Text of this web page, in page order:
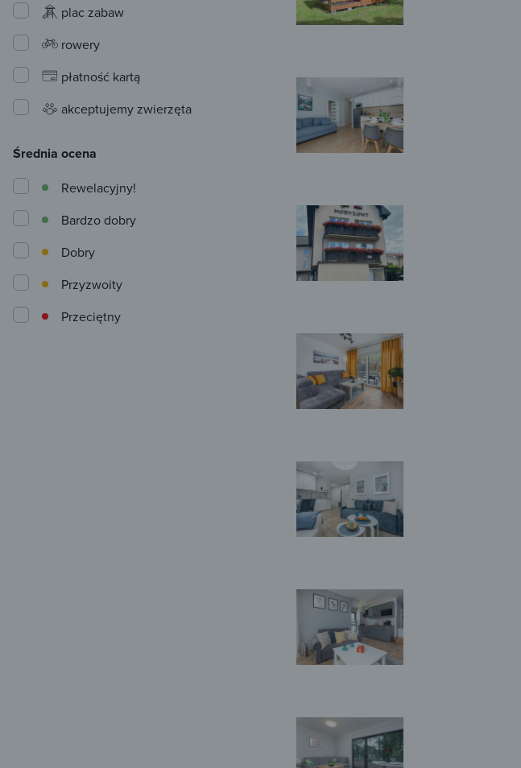
plac zabaw
rowery
płatność kartą
akceptujemy zwierzęta
Średnia ocena
Przeciętny
Przyzwoity
Dobry
Bardzo dobry
Rewelacyjny!